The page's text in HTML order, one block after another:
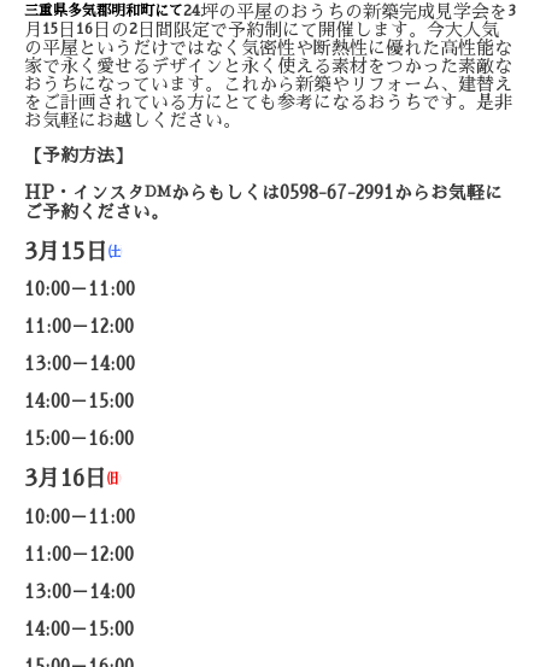
三重県多気郡明和町にて24坪の平屋のおうちの新築完成見学会を 3
月 15 日 16 日の2 日間限定で予約制にて開催します。今大人気
の平屋というだけではなく気密性や断熱性に優れた高性能な
家で永く愛せるデザインと永く使える素材をつかった素敵な
おうちになっています。これから新築やリフォーム、建替え
をご計画されている方にとても参考になるおうちです。是非
お気軽にお越しください。
【予約方法】
HP ・インスタDMから もしくは0598-67-2991 から お気軽に
ご予約ください。
3月15日 ㈯
10:00－11:00
11:00－12:00
13:00－14:00
14:00－15:00
15:00－16:00
3月16日 ㈰
10:00－11:00
11:00－12:00
13:00－14:00
14:00－15:00